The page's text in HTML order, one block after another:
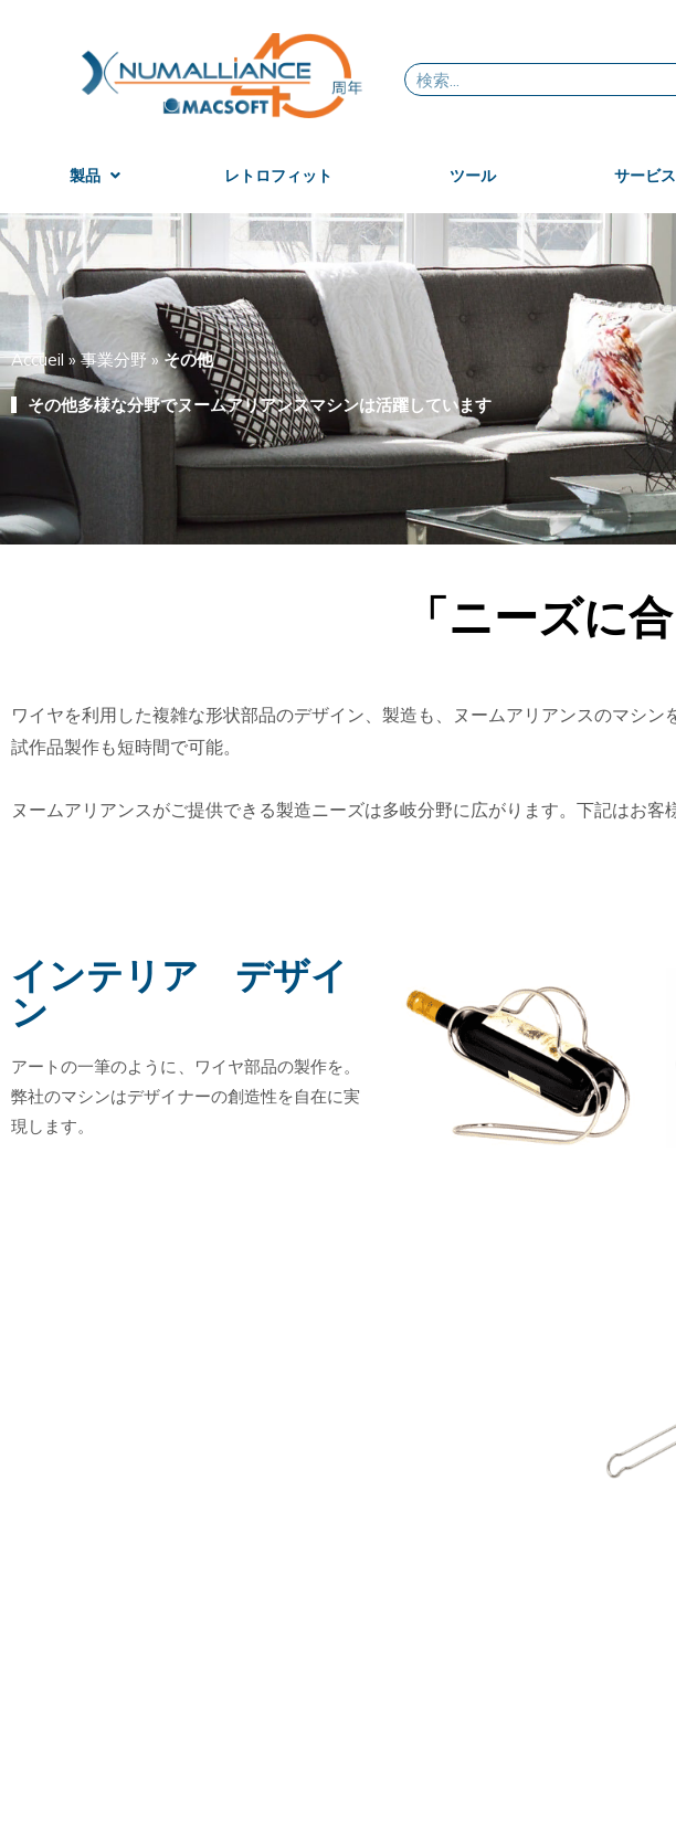
Search
製品 レトロフィット ツール サービス
Accueil »事業分野 »その他
その他多様な分野でヌームアリアンスマシンは活躍しています
「ニーズに
ワイヤを利用した複雑な形状部品のデザイン、製造も、ヌームアリアンスのマシ
試作品製作も短時間で可能。
ヌームアリアンスがご提供できる製造ニーズは多岐分野に広がります。下記はお客
インテリア デザイ
ン
アートの一筆のように、ワイヤ部品の製作を。
弊社のマシンはデザイナーの創造性を自在に実
現します。